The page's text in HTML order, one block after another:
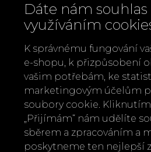
Dáte nám souhlas
využíváním
K správnému fungování
e-shopu, k přizpůsobení
vašim potřebám, ke
marketingovým účelům
soubory cookie.
„Přijímám“ nám udělíte
sběrem a zpracováním a
poskytneme ten nejlepší